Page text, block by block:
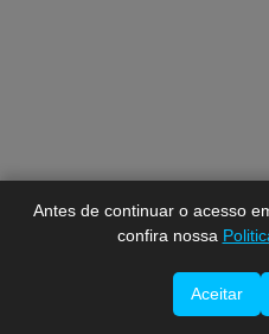
Antes de continuar o acesso
confira nossa
Aceitar